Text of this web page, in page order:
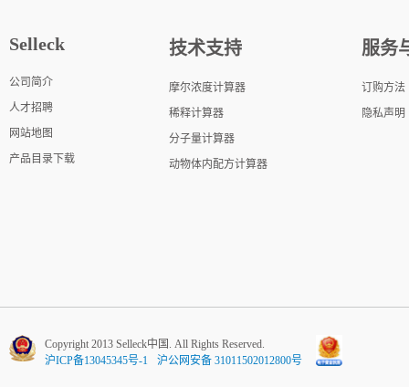
Selleck
公司简介
人才招聘
网站地图
产品目录下载
技术支持
摩尔浓度计算器
稀释计算器
分子量计算器
动物体内配方计算器
服务
订购方法
隐私声明
Copyright 2013 Selleck中国. All Rights Reserved.
沪ICP备13045345号-1
沪公网安备 31011502012800号